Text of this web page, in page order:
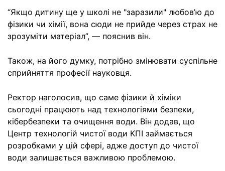
“Якщо дитину ще у школі не "заразили" любов’ю до
фізики чи хімії, вона сюди не прийде через страх не
зрозуміти матеріал”, — пояснив він.
Також, на його думку, потрібно змінювати суспільне
сприйняття професії науковця.
Ректор наголосив, що саме фізики й хіміки
сьогодні працюють над технологіями безпеки,
кібербезпеки та очищення води. Він додав, що
Центр технологій чистої води КПІ займається
розробками у цій сфері, адже доступ до чистої
води залишається важливою проблемою.